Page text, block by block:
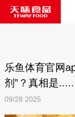
乐鱼体育官网
剂”？真相是
09/28 2025